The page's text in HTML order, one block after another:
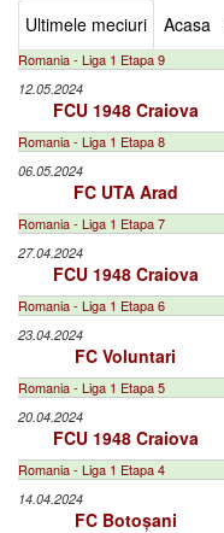
Ultimele meciuri Acasa
Romania - Liga 1 Etapa 9
12.05.2024
FCU 1948 Craiova
Romania - Liga 1 Etapa 8
06.05.2024
FC UTA Arad
Romania - Liga 1 Etapa 7
27.04.2024
FCU 1948 Craiova
Romania - Liga 1 Etapa 6
23.04.2024
FC Voluntari
Romania - Liga 1 Etapa 5
20.04.2024
FCU 1948 Craiova
Romania - Liga 1 Etapa 4
14.04.2024
FC Botoșani